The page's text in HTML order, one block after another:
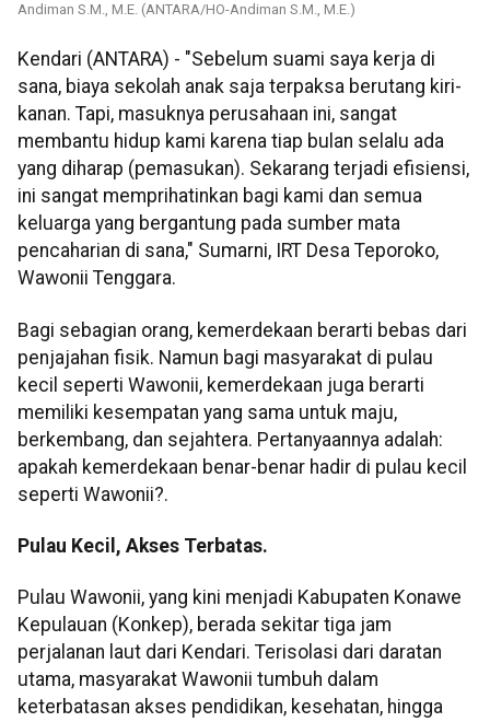
Andiman S.M., M.E. (ANTARA/HO-Andiman S.M., M.E.)
Kendari (ANTARA) - "Sebelum suami saya kerja di
sana, biaya sekolah anak saja terpaksa berutang kiri-
kanan. Tapi, masuknya perusahaan ini, sangat
membantu hidup kami karena tiap bulan selalu ada
yang diharap (pemasukan). Sekarang terjadi efisiensi,
ini sangat memprihatinkan bagi kami dan semua
keluarga yang bergantung pada sumber mata
pencaharian di sana," Sumarni, IRT Desa Teporoko,
Wawonii Tenggara.
Bagi sebagian orang, kemerdekaan berarti bebas dari
penjajahan fisik. Namun bagi masyarakat di pulau
kecil seperti Wawonii, kemerdekaan juga berarti
memiliki kesempatan yang sama untuk maju,
berkembang, dan sejahtera. Pertanyaannya adalah:
apakah kemerdekaan benar-benar hadir di pulau kecil
seperti Wawonii?.
Pulau Kecil, Akses Terbatas.
Pulau Wawonii, yang kini menjadi Kabupaten Konawe
Kepulauan (Konkep), berada sekitar tiga jam
perjalanan laut dari Kendari. Terisolasi dari daratan
utama, masyarakat Wawonii tumbuh dalam
keterbatasan akses pendidikan, kesehatan, hingga